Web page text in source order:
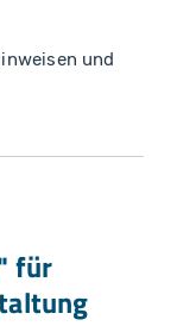
und
für